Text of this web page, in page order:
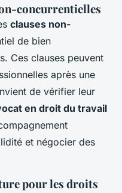
concurrentielles
clauses non-
de bien
Ces clauses peuvent
après une
de vérifier leur
en droit du travail
et négocier des
pour les droits